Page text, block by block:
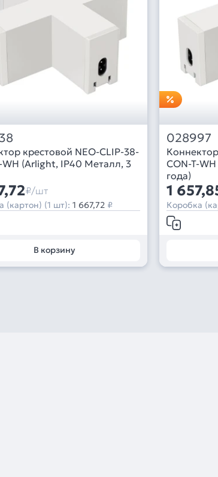
крестовой NEO-CLIP-38-
WH (Arlight, IP40 Металл, 3
₽/шт
(картон) (1 шт): 1 667,72 ₽
В корзину
028997
CON-T-
года)
1
Коробка